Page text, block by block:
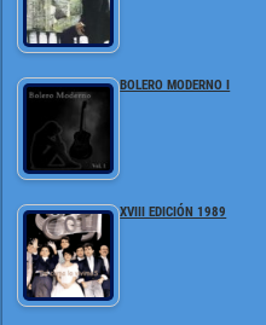
BOLERO MODERNO I
XVIII EDICIÓN 1989